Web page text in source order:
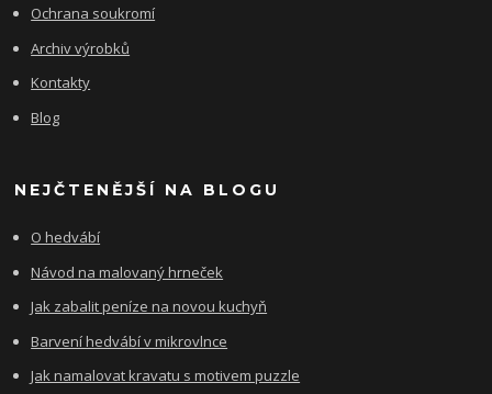
Ochrana soukromí
Archiv výrobků
Kontakty
Blog
NEJČTENĚJŠÍ NA BLOGU
O hedvábí
Návod na malovaný hrneček
Jak zabalit peníze na novou kuchyň
Barvení hedvábí v mikrovlnce
Jak namalovat kravatu s motivem puzzle